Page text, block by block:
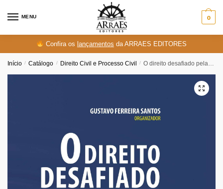
MENU 0
Confira os lançamentos da ARRAES EDITORES
Início / Catálogo / Direito Civil e Processo Civil / O direito desafiado pela inteligência artificial